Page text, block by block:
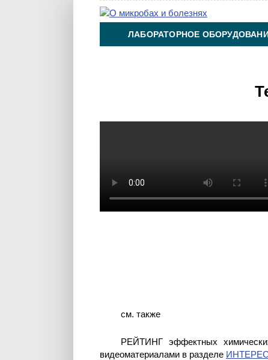
ЛАБОРАТОРНОЕ
см. также
РЕЙТИНГ эффектных
видеоматериалами в разделе